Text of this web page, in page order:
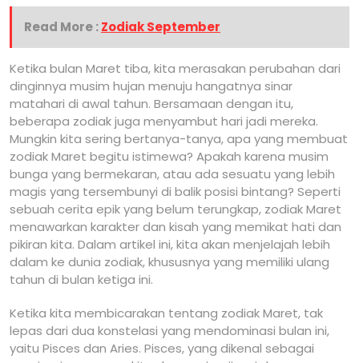
Read More :Zodiak September
Ketika bulan Maret tiba, kita merasakan perubahan dari
dinginnya musim hujan menuju hangatnya sinar
matahari di awal tahun. Bersamaan dengan itu,
beberapa zodiak juga menyambut hari jadi mereka.
Mungkin kita sering bertanya-tanya, apa yang membuat
zodiak Maret begitu istimewa? Apakah karena musim
bunga yang bermekaran, atau ada sesuatu yang lebih
magis yang tersembunyi di balik posisi bintang? Seperti
sebuah cerita epik yang belum terungkap, zodiak Maret
menawarkan karakter dan kisah yang memikat hati dan
pikiran kita. Dalam artikel ini, kita akan menjelajah lebih
dalam ke dunia zodiak, khususnya yang memiliki ulang
tahun di bulan ketiga ini.
Ketika kita membicarakan tentang zodiak Maret, tak
lepas dari dua konstelasi yang mendominasi bulan ini,
yaitu Pisces dan Aries. Pisces, yang dikenal sebagai